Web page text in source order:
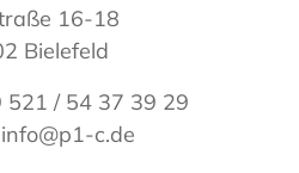
16-18
Bielefeld
521 / 54 37 39 29
info@p1-c.de